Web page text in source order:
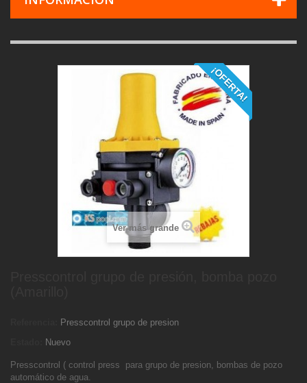
¡OFERTA!
Ver más grande
Presscontrol grupo de presion
Nuevo
Presscontrol ( control press para grupo de presion, bombas de pozo
automático de agua.